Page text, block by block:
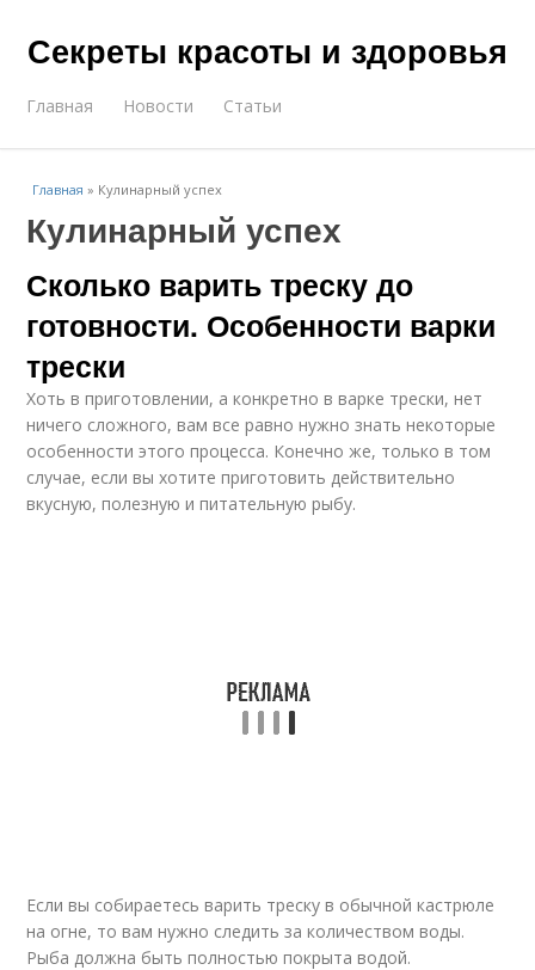
Секреты красоты и здоровья
Главная Новости Статьи
Главная » Кулинарный успех
Кулинарный успех
Сколько варить треску до
готовности. Особенности варки
трески
Хоть в приготовлении, а конкретно в варке трески, нет
ничего сложного, вам все равно нужно знать некоторые
особенности этого процесса. Конечно же, только в том
случае, если вы хотите приготовить действительно
вкусную, полезную и питательную рыбу.
Если вы собираетесь варить треску в обычной кастрюле
на огне, то вам нужно следить за количеством воды.
Рыба должна быть полностью покрыта водой.